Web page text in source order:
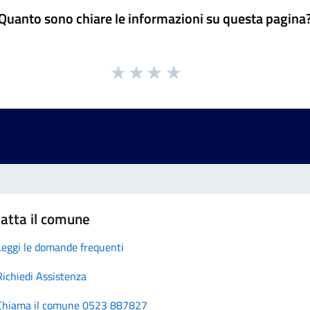
sono chiare le informazioni su questa
il comune
le domande frequenti
Assistenza
il comune 0523 887827